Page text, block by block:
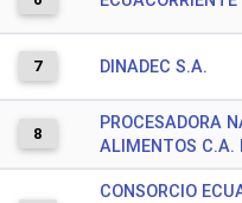
7 DINADEC S.A.
8
PROCESADORA
ALIMENTOS C.A.
CONSORCIO